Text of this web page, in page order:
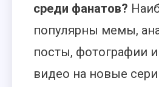
среди фанатов?
популярны мемы,
посты, фотографии
видео на новые